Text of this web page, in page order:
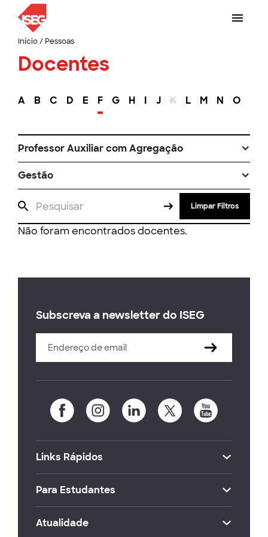
Início/ Pessoas
Docentes
A B C D E F G H I J K L M N O
Professor Auxiliar com Agregação
Gestão
Limpar Filtros
Não foram encontrados docentes.
Subscreva a newsletter do ISEG
Links Rápidos
Para Estudantes
Atualidade